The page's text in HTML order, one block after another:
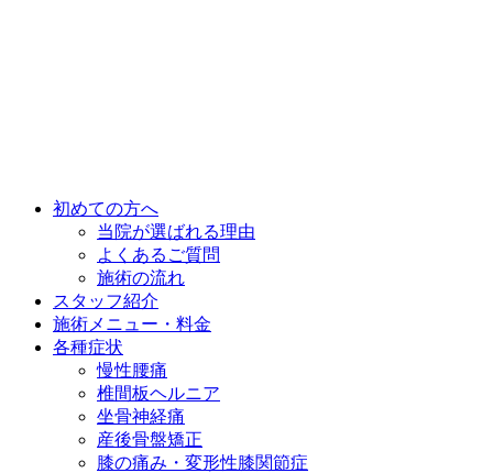
初めての方へ
当院が選ばれる理由
よくあるご質問
施術の流れ
スタッフ紹介
施術メニュー・料金
各種症状
慢性腰痛
椎間板ヘルニア
坐骨神経痛
産後骨盤矯正
膝の痛み・変形性膝関節症